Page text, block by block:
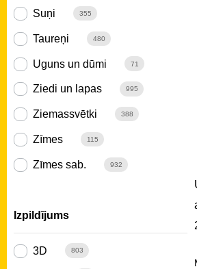
Suņi 355
Taureņi 480
Uguns un dūmi 71
Ziedi un lapas 995
Ziemassvētki 388
Zīmes 115
Zīmes sab. 932
Izpildījums
3D 803